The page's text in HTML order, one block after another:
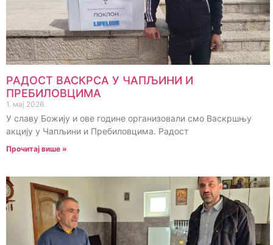
РАДОСТ ВАСКРСА У ЧАПЉИНИ И
ПРЕБИЛОВЦИМА
1. мај 2026.
У славу Божију и ове године организовали смо Васкршњу
акцију у Чапљини и Пребиловцима. Радост
Прочитај више »